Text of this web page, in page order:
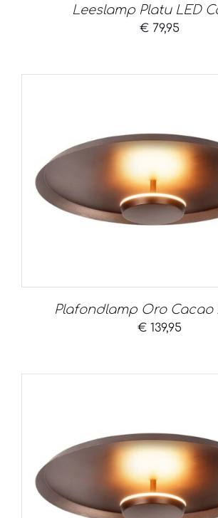
Leeslamp Platu LED
€ 79,95
Plafondlamp Oro Cacao
€ 139,95